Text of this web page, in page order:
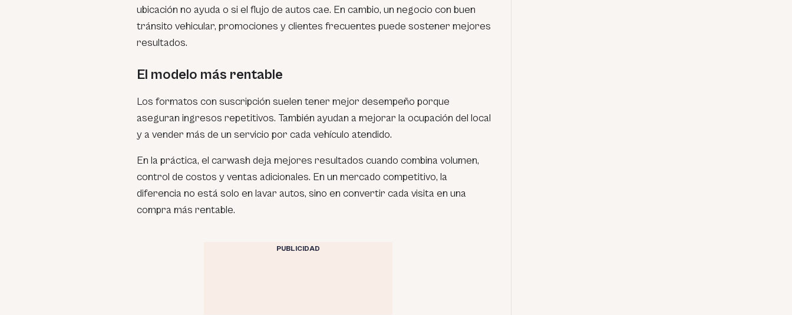
ubicación no ayuda o si el flujo de autos cae. En cambio, un negocio con buen
tránsito vehicular, promociones y clientes frecuentes puede sostener mejores
resultados.
El modelo más rentable
Los formatos con suscripción suelen tener mejor desempeño porque
aseguran ingresos repetitivos. También ayudan a mejorar la ocupación del local
y a vender más de un servicio por cada vehículo atendido.
En la práctica, el carwash deja mejores resultados cuando combina volumen,
control de costos y ventas adicionales. En un mercado competitivo, la
diferencia no está solo en lavar autos, sino en convertir cada visita en una
compra más rentable.
PUBLICIDAD